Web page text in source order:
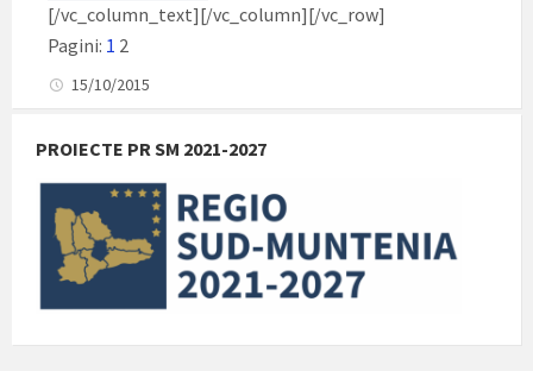
[/vc_column_text][/vc_column][/vc_row]
Pagini: 1 2
15/10/2015
PROIECTE PR SM 2021-2027